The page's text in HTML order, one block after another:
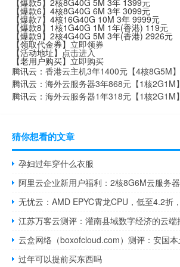
【爆款5】2核8G40G 5M 3年 1399元
【爆款6】4核8G40G 6M 3年 3099元
【爆款7】4核16G40G 10M 3年 9999元
【爆款8】1核1G40G 1M 1年(香港) 119元
【爆款9】2核4G40G 5M 3年(香港) 2926元
【领取代金券】 立即领券
【活动地址】 点击进入
【老用户购买】立即购买
腾讯云： 香港云主机3年1400元【4核8G5M】
腾讯云： 海外云服务器3年868元【1核2G1M】
腾讯云： 海外云服务器1年318元【1核2G1M】
猜你想看的文章
孕妇过年穿什么衣服
过年可以提前买东西吗